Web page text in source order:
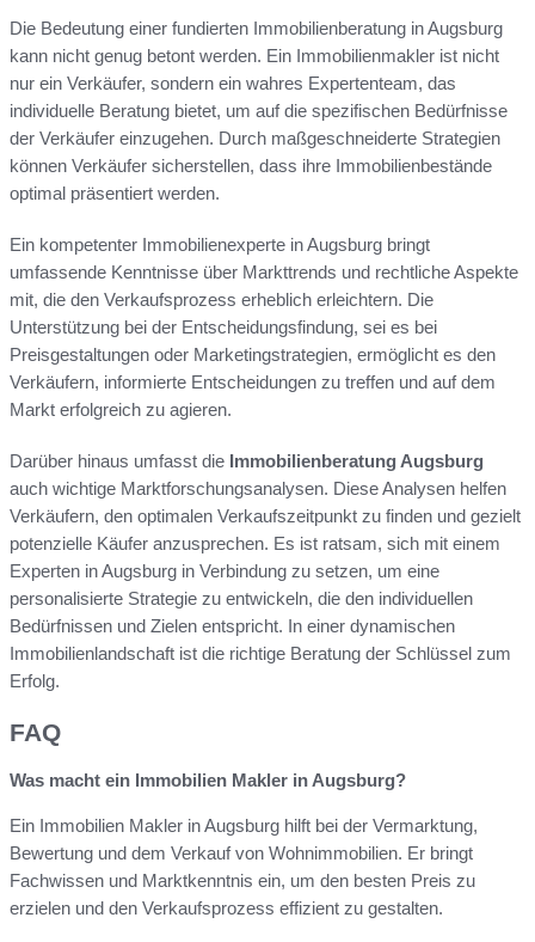
Die Bedeutung einer fundierten Immobilienberatung in Augsburg
kann nicht genug betont werden. Ein Immobilienmakler ist nicht
nur ein Verkäufer, sondern ein wahres Expertenteam, das
individuelle Beratung bietet, um auf die spezifischen Bedürfnisse
der Verkäufer einzugehen. Durch maßgeschneiderte Strategien
können Verkäufer sicherstellen, dass ihre Immobilienbestände
optimal präsentiert werden.
Ein kompetenter Immobilienexperte in Augsburg bringt
umfassende Kenntnisse über Markttrends und rechtliche Aspekte
mit, die den Verkaufsprozess erheblich erleichtern. Die
Unterstützung bei der Entscheidungsfindung, sei es bei
Preisgestaltungen oder Marketingstrategien, ermöglicht es den
Verkäufern, informierte Entscheidungen zu treffen und auf dem
Markt erfolgreich zu agieren.
Darüber hinaus umfasst die Immobilienberatung Augsburg
auch wichtige Marktforschungsanalysen. Diese Analysen helfen
Verkäufern, den optimalen Verkaufszeitpunkt zu finden und gezielt
potenzielle Käufer anzusprechen. Es ist ratsam, sich mit einem
Experten in Augsburg in Verbindung zu setzen, um eine
personalisierte Strategie zu entwickeln, die den individuellen
Bedürfnissen und Zielen entspricht. In einer dynamischen
Immobilienlandschaft ist die richtige Beratung der Schlüssel zum
Erfolg.
FAQ
Was macht ein Immobilien Makler in Augsburg?
Ein Immobilien Makler in Augsburg hilft bei der Vermarktung,
Bewertung und dem Verkauf von Wohnimmobilien. Er bringt
Fachwissen und Marktkenntnis ein, um den besten Preis zu
erzielen und den Verkaufsprozess effizient zu gestalten.